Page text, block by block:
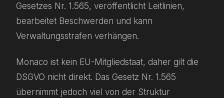
Gesetzes Nr. 1.565, veröffentlicht Leitlinien,
bearbeitet Beschwerden und kann
Verwaltungsstrafen verhängen.
Monaco ist kein EU-Mitgliedstaat, daher gilt die
DSGVO nicht direkt. Das Gesetz Nr. 1.565
übernimmt jedoch viel von der Struktur